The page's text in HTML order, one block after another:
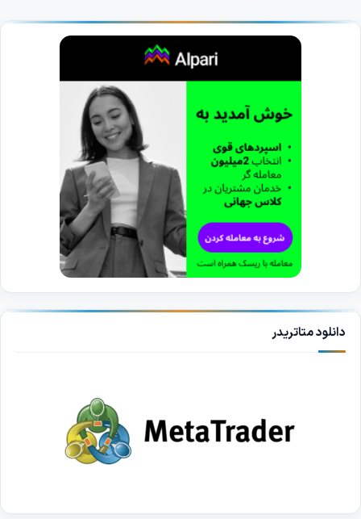
دانلود متاتریدر